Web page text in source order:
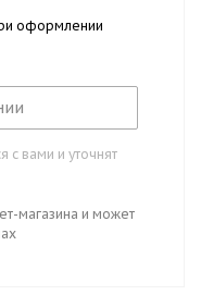
оформлении
с вами и уточнят
магазина и может